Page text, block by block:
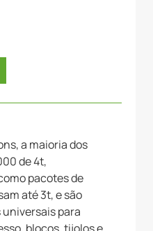
a maioria dos
de 4t,
pacotes de
até 3t, e são
para